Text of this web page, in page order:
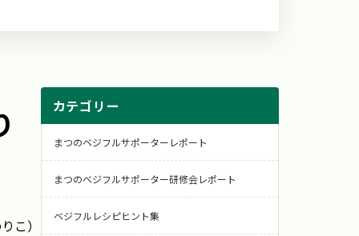
こ）
カテゴリー
まつのベジフルサポーターレポート
まつのベジフルサポーター研修会レポート
ベジフルレシピヒント集